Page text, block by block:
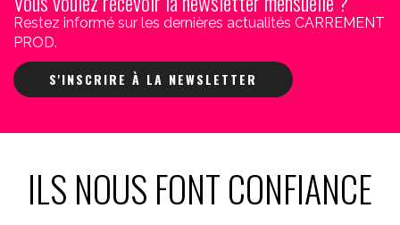
Restez informé sur les dernières actualités CARREMENT
PROD.
S'INSCRIRE À LA NEWSLETTER
ILS NOUS FONT CONFIANCE